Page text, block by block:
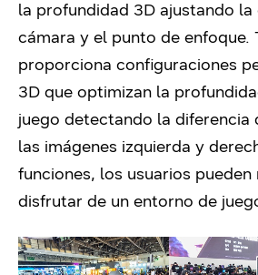
la profundidad 3D ajustando
cámara y el punto de enfoque.
proporciona configuraciones
3D que optimizan la
juego detectando la diferencia
las imágenes izquierda y
funciones, los usuarios
disfrutar de un entorno de